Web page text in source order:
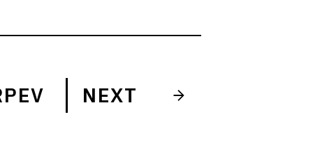
NEXT